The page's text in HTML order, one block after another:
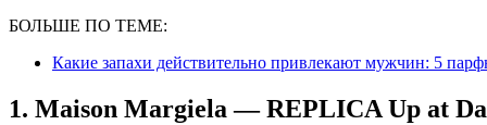
БОЛЬШЕ ПО ТЕМЕ:
Какие запахи действительно привлекают мужчин: 5
1. Maison Margiela — REPLICA Up at